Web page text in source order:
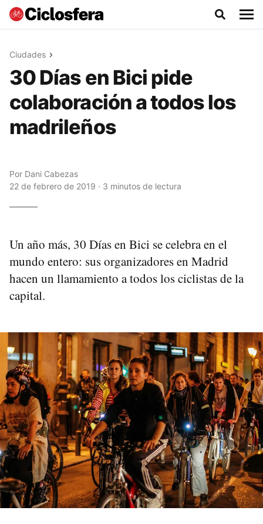
Ciudades
30 Días en Bici pide
colaboración a todos los
madrileños
Por Dani Cabezas
22 de febrero de 2019 · 3 minutos de lectura
Un año más, 30 Días en Bici se celebra en el
mundo entero: sus organizadores en Madrid
hacen un llamamiento a todos los ciclistas de la
capital.